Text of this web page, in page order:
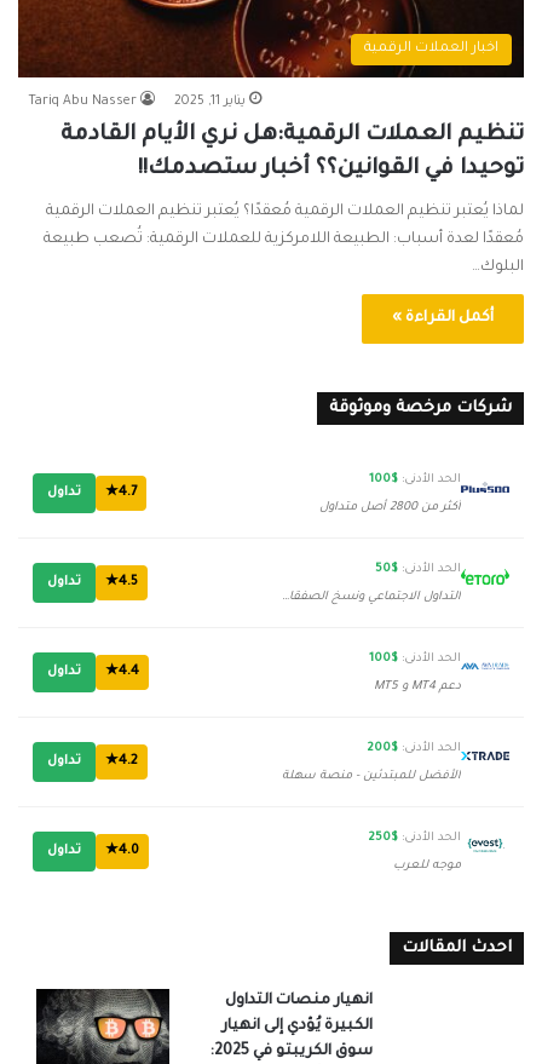
اخبار العملات الرقمية
Tariq Abu Nasser يناير 11, 2025
تنظيم العملات الرقمية:هل نري الأيام القادمة
توحيدا في القوانين؟؟ أخبار ستصدمك!!
لماذا يُعتبر تنظيم العملات الرقمية مُعقدًا؟ يُعتبر تنظيم العملات الرقمية
مُعقدًا لعدة أسباب: الطبيعة اللامركزية للعملات الرقمية: تُصعب طبيعة
البلوك…
أكمل القراءة »
شركات مرخصة وموثوقة
الحد الأدنى: $100
أكثر من 2800 أصل متداول
4.7★ تداول
الحد الأدنى: $50
التداول الاجتماعي ونسخ الصفقات
4.5★ تداول
الحد الأدنى: $100
دعم MT4 و MT5
4.4★ تداول
الحد الأدنى: $200
الأفضل للمبتدئين - منصة سهلة
4.2★ تداول
الحد الأدنى: $250
موجه للعرب
4.0★ تداول
احدث المقالات
انهيار منصات التداول
الكبيرة يُؤدي إلى انهيار
سوق الكريبتو في 2025: